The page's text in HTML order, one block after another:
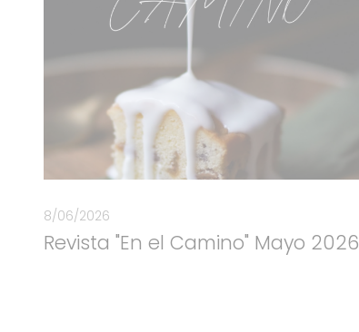
8/06/2026
Revista "En el Camino" Mayo 2026